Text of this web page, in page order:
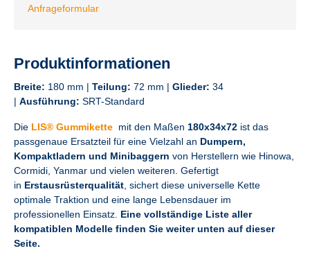
Anfrageformular
Produktinformationen
Breite: 180 mm | Teilung: 72 mm | Glieder: 34
| Ausführung: SRT-Standard
Die LIS® Gummikette mit den Maßen 180x34x72 ist das
passgenaue Ersatzteil für eine Vielzahl an Dumpern,
Kompaktladern und Minibaggern von Herstellern wie Hinowa,
Cormidi, Yanmar und vielen weiteren. Gefertigt
in Erstausrüsterqualität , sichert diese universelle Kette
optimale Traktion und eine lange Lebensdauer im
professionellen Einsatz. Eine vollständige Liste aller
kompatiblen Modelle finden Sie weiter unten auf dieser
Seite.